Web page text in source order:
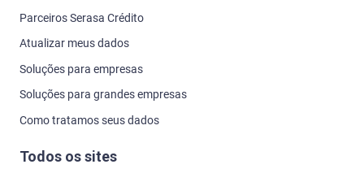
Parceiros Serasa Crédito
Atualizar meus dados
Soluções para empresas
Soluções para grandes empresas
Como tratamos seus dados
Todos os sites